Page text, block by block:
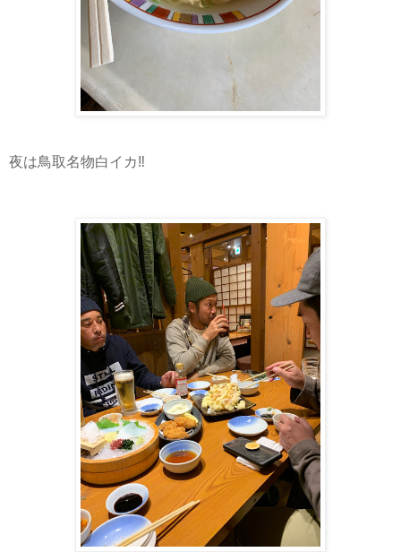
夜は鳥取名物白イカ‼️